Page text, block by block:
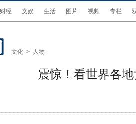
财经 文娱 生活 图片 视频 专栏
文化 > 人物
震惊！看世界各